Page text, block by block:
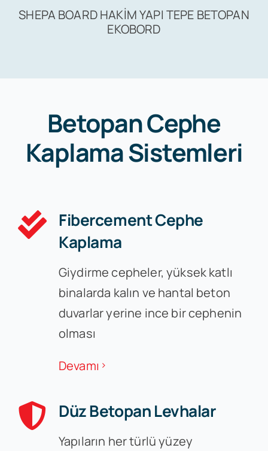
SHEPA BOARD HAKİM YAPI TEPE BETOPAN
EKOBORD
Betopan Cephe
Kaplama Sistemleri
Fibercement Cephe
Kaplama
Giydirme cepheler, yüksek katlı
binalarda kalın ve hantal beton
duvarlar yerine ince bir cephenin
olması
Devamı
Düz Betopan Levhalar
Yapıların her türlü yüzey